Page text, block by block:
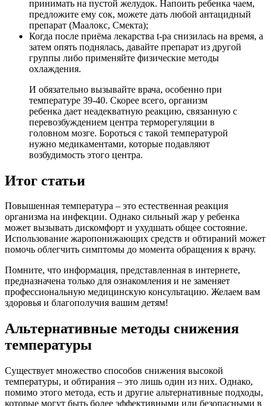
принимать на пустой желудок. Напоить ребенка чаем,
предложите ему сок, можете дать любой антацидный
препарат (Маалокс, Смекта);
Когда после приёма лекарства t-ра снизилась на время, а
затем опять поднялась, давайте препарат из другой
группы либо применяйте физические методы
охлаждения.
И обязательно вызывайте врача, особенно при
температуре 39-40. Скорее всего, организм
ребенка дает неадекватную реакцию, связанную с
перевозбуждением центра терморегуляции в
головном мозге. Бороться с такой температурой
нужно медикаментами, которые подавляют
возбудимость этого центра.
Итог статьи
Повышенная температура – это естественная реакция
организма на инфекции. Однако сильный жар у ребенка
может вызывать дискомфорт и ухудшать общее состояние.
Использование жаропонижающих средств и обтираний может
помочь облегчить симптомы до момента обращения к врачу.
Помните, что информация, представленная в интернете,
предназначена только для ознакомления и не заменяет
профессиональную медицинскую консультацию. Желаем вам
здоровья и благополучия вашим детям!
Альтернативные методы снижения
температуры
Существует множество способов снижения высокой
температуры, и обтирания – это лишь один из них. Однако,
помимо этого метода, есть и другие альтернативные подходы,
которые могут быть более эффективными или безопасными в